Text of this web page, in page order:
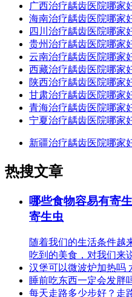
广西治疗龋齿医院哪家
海南治疗龋齿医院哪家
四川治疗龋齿医院哪家
贵州治疗龋齿医院哪家
云南治疗龋齿医院哪家
西藏治疗龋齿医院哪家
陕西治疗龋齿医院哪家
甘肃治疗龋齿医院哪家
青海治疗龋齿医院哪家
宁夏治疗龋齿医院哪家
新疆治疗龋齿医院哪家
热搜文章
哪些食物容易有寄
寄生虫
随着我们的生活条件越
吃到的美食，对我们来
汉堡可以微波炉加热吗
睡前吃东西一定会发胖
每天走路多少步好？走